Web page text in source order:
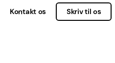
Kontakt os Skriv til os